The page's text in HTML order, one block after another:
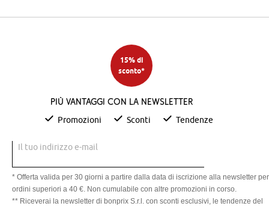
15% di
sconto*
Più vantaggi con la newsletter
Promozioni Sconti Tendenze
Il tuo indirizzo e-mail
* Offerta valida per 30 giorni a partire dalla data di iscrizione alla newsletter per
ordini superiori a 40 €. Non cumulabile con altre promozioni in corso.
** Riceverai la newsletter di bonprix S.r.l. con sconti esclusivi, le tendenze del